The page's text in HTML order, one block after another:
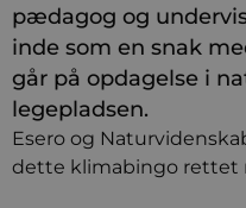
pædagog og
inde som en snak
går på opdagelse i
legepladsen.
Esero og
dette klimabingo rettet